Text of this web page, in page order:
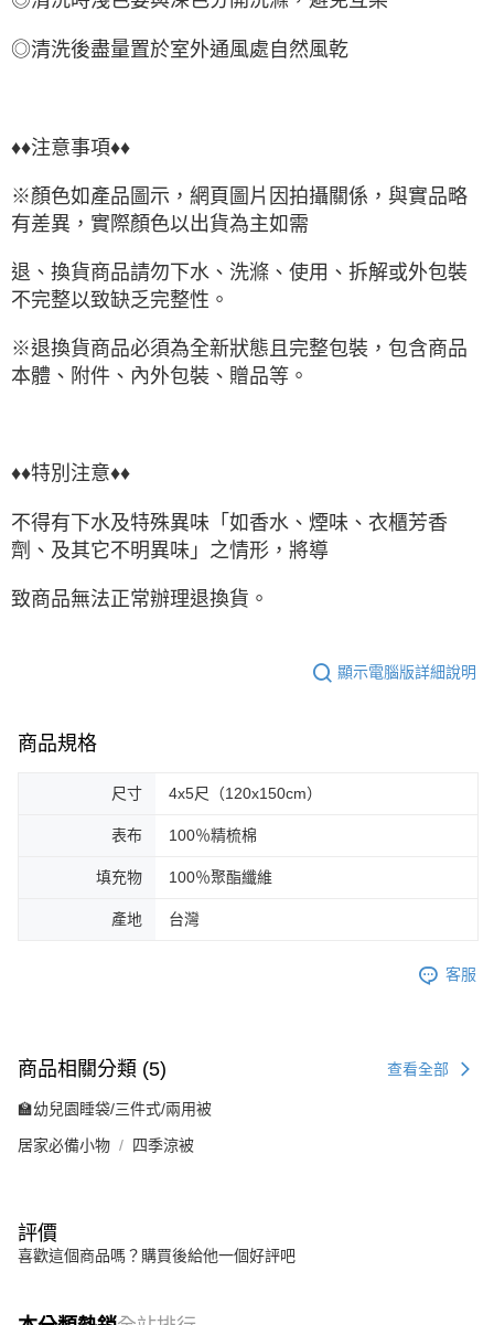
◎清洗後盡量置於室外通風處自然風乾
♦♦注意事項♦♦
※顏色如產品圖示，網頁圖片因拍攝關係，與實品略
有差異，實際顏色以出貨為主如需
退、換貨商品請勿下水、洗滌、使用、拆解或外包裝
不完整以致缺乏完整性。
※退換貨商品必須為全新狀態且完整包裝，包含商品
本體、附件、內外包裝、贈品等。
♦♦特別注意♦♦
不得有下水及特殊異味「如香水、煙味、衣櫃芳香
劑、及其它不明異味」之情形，將導
致商品無法正常辦理退換貨。
顯示電腦版詳細說明
商品規格
尺寸 4x5尺（120x150cm）
表布 100％精梳棉
填充物 100％聚酯纖維
產地 台灣
客服
商品相關分類 (5) 查看全部
🏫幼兒園睡袋/三件式/兩用被
居家必備小物 四季涼被
評價
喜歡這個商品嗎？購買後給他一個好評吧